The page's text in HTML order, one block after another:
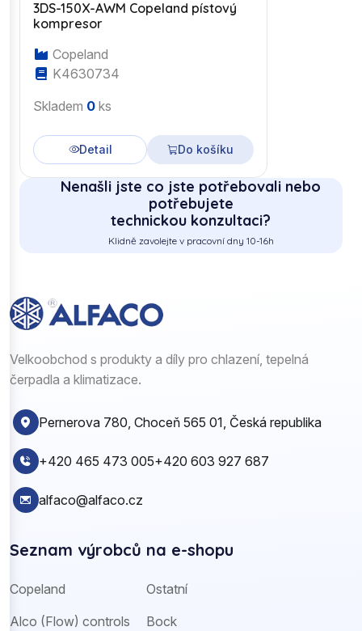
3DS-150X-AWM Copeland pístový
kompresor
Copeland
K4630734
Skladem 0 ks
Detail Do košíku
Nenašli jste co jste potřebovali nebo
potřebujete
technickou konzultaci?
Klidně zavolejte v pracovní dny 10-16h
Velkoobchod s produkty a díly pro chlazení, tepelná
čerpadla a klimatizace.
Pernerova 780, Choceň 565 01, Česká republika
+420 465 473 005+420 603 927 687
alfaco@alfaco.cz
Seznam výrobců na e-shopu
Copeland
Alco (Flow) controls
Ostatní
Bock